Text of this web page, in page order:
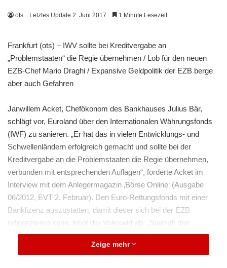
ots Letztes Update 2. Juni 2017 1 Minute Lesezeit
Frankfurt (ots) – IWV sollte bei Kreditvergabe an
„Problemstaaten“ die Regie übernehmen / Lob für den neuen
EZB-Chef Mario Draghi / Expansive Geldpolitik der EZB berge
aber auch Gefahren
Janwillem Acket, Chefökonom des Bankhauses Julius Bär,
schlägt vor, Euroland über den Internationalen Währungsfonds
(IWF) zu sanieren. „Er hat das in vielen Entwicklungs- und
Schwellenländern erfolgreich gemacht und sollte bei der
Kreditvergabe an die Problemstaaten die Regie übernehmen,
verbunden mit entsprechenden Auflagen“, forderte Acket im
Interview mit dem Anlegermagazin ‚Börse Online‘ (Ausgabe
06/2012, EVT 2. Februar). Den Euro-Rettungsfonds mit einer
Banklizenz auszustatten, damit dieser sich bei der EZB
refinanzieren kann, lehnt der Volkswirt ab. „Stampft den
Rettungsfonds ein und stärkt lieber den IWF.“ Die Europäer
müssten sich den Hochmut abschminken, alles selber machen
Zeige mehr